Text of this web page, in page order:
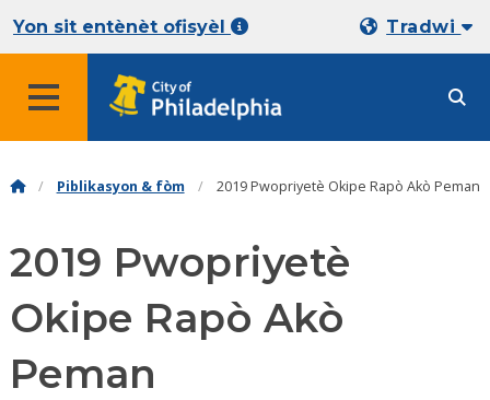
Yon sit entènèt ofisyèl Tradwi
Piblikasyon & fòm 2019 Pwopriyetè Okipe Rapò Akò Peman
2019 Pwopriyetè
Okipe Rapò Akò
Peman